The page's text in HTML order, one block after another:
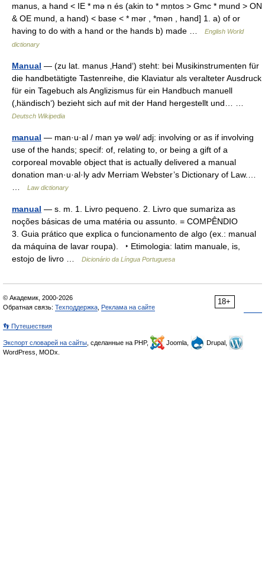
manus, a hand < IE * mə n és (akin to * mṇtos > Gmc * mund > ON
& OE mund, a hand) < base < * mər , *mən , hand] 1. a) of or
having to do with a hand or the hands b) made …
English World
dictionary
Manual — (zu lat. manus ‚Hand‘) steht: bei Musikinstrumenten für
die handbetätigte Tastenreihe, die Klaviatur als veralteter Ausdruck
für ein Tagebuch als Anglizismus für ein Handbuch manuell
(‚händisch‘) bezieht sich auf mit der Hand hergestellt und… …
Deutsch Wikipedia
manual — man·u·al / man yə wəl/ adj: involving or as if involving
use of the hands; specif: of, relating to, or being a gift of a
corporeal movable object that is actually delivered a manual
donation man·u·al·ly adv Merriam Webster’s Dictionary of Law.…
Law dictionary
manual — s. m. 1. Livro pequeno. 2. Livro que sumariza as
noções básicas de uma matéria ou assunto. = COMPÊNDIO
3. Guia prático que explica o funcionamento de algo (ex.: manual
da máquina de lavar roupa). ‣ Etimologia: latim manuale, is,
estojo de livro …
Dicionário da Língua Portuguesa
18+
© Академик, 2000-2026
Обратная связь: Техподдержка Реклама на сайте
👣 Путешествия
Экспорт словарей на сайты , сделанные на PHP, Joomla,
Drupal,
WordPress, MODx.